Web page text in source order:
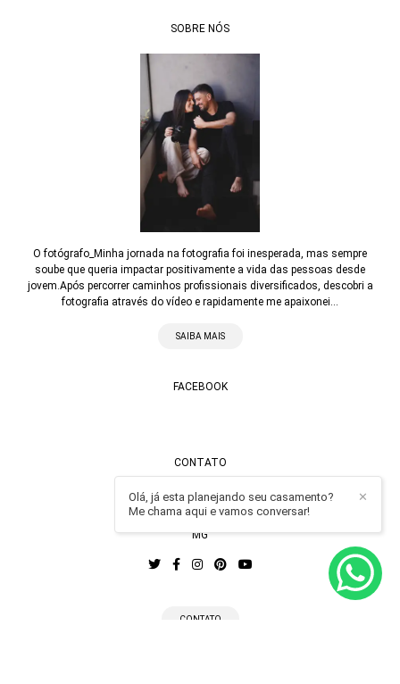
SOBRE NÓS
O fotógrafo_Minha jornada na fotografia foi inesperada, mas sempre
soube que queria impactar positivamente a vida das pessoas desde
jovem.Após percorrer caminhos profissionais diversificados, descobri a
fotografia através do vídeo e rapidamente me apaixonei...
SAIBA MAIS
FACEBOOK
CONTATO
Enviar mensagem
contato@alexandrecasttro.com.br
MG
CONTATO
✕
Olá, já esta planejando seu casamento?
Me chama aqui e vamos conversar!